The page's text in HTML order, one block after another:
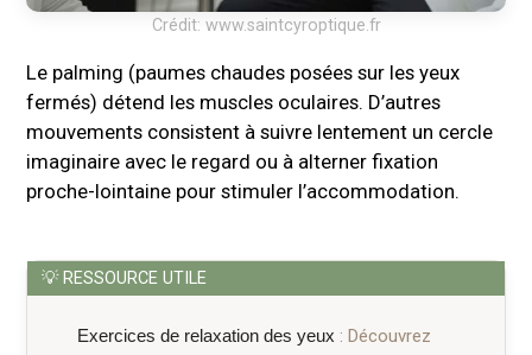
Crédit: www.saintcyroptique.fr
Le palming (paumes chaudes posées sur les yeux
fermés) détend les muscles oculaires. D’autres
mouvements consistent à suivre lentement un cercle
imaginaire avec le regard ou à alterner fixation
proche-lointaine pour stimuler l’accommodation.
Exercices de relaxation des yeux : Découvrez